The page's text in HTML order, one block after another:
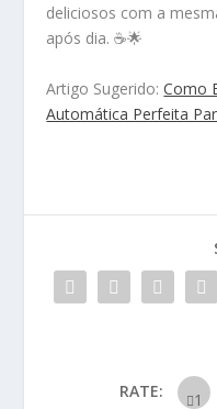
deliciosos com a
após dia. ☕🌟
Artigo Sugerido:Como
Automática Perfeita
RATE: